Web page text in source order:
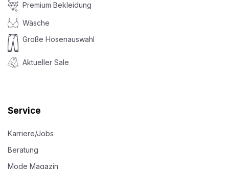
Premium Bekleidung
Wäsche
Große Hosenauswahl
Aktueller Sale
Service
Karriere/Jobs
Beratung
Mode Magazin